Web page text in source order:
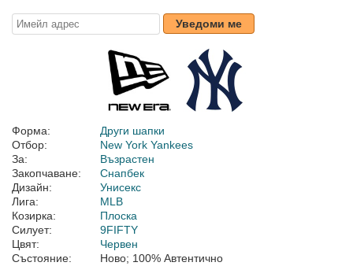
Уведоми ме
Форма:
Други шапки
Отбор:
New York Yankees
За:
Възрастен
Закопчаване:
Снапбек
Дизайн:
Унисекс
Лига:
MLB
Козирка:
Плоска
Силует:
9FIFTY
Цвят:
Червен
Състояние:
Ново; 100% Автентично